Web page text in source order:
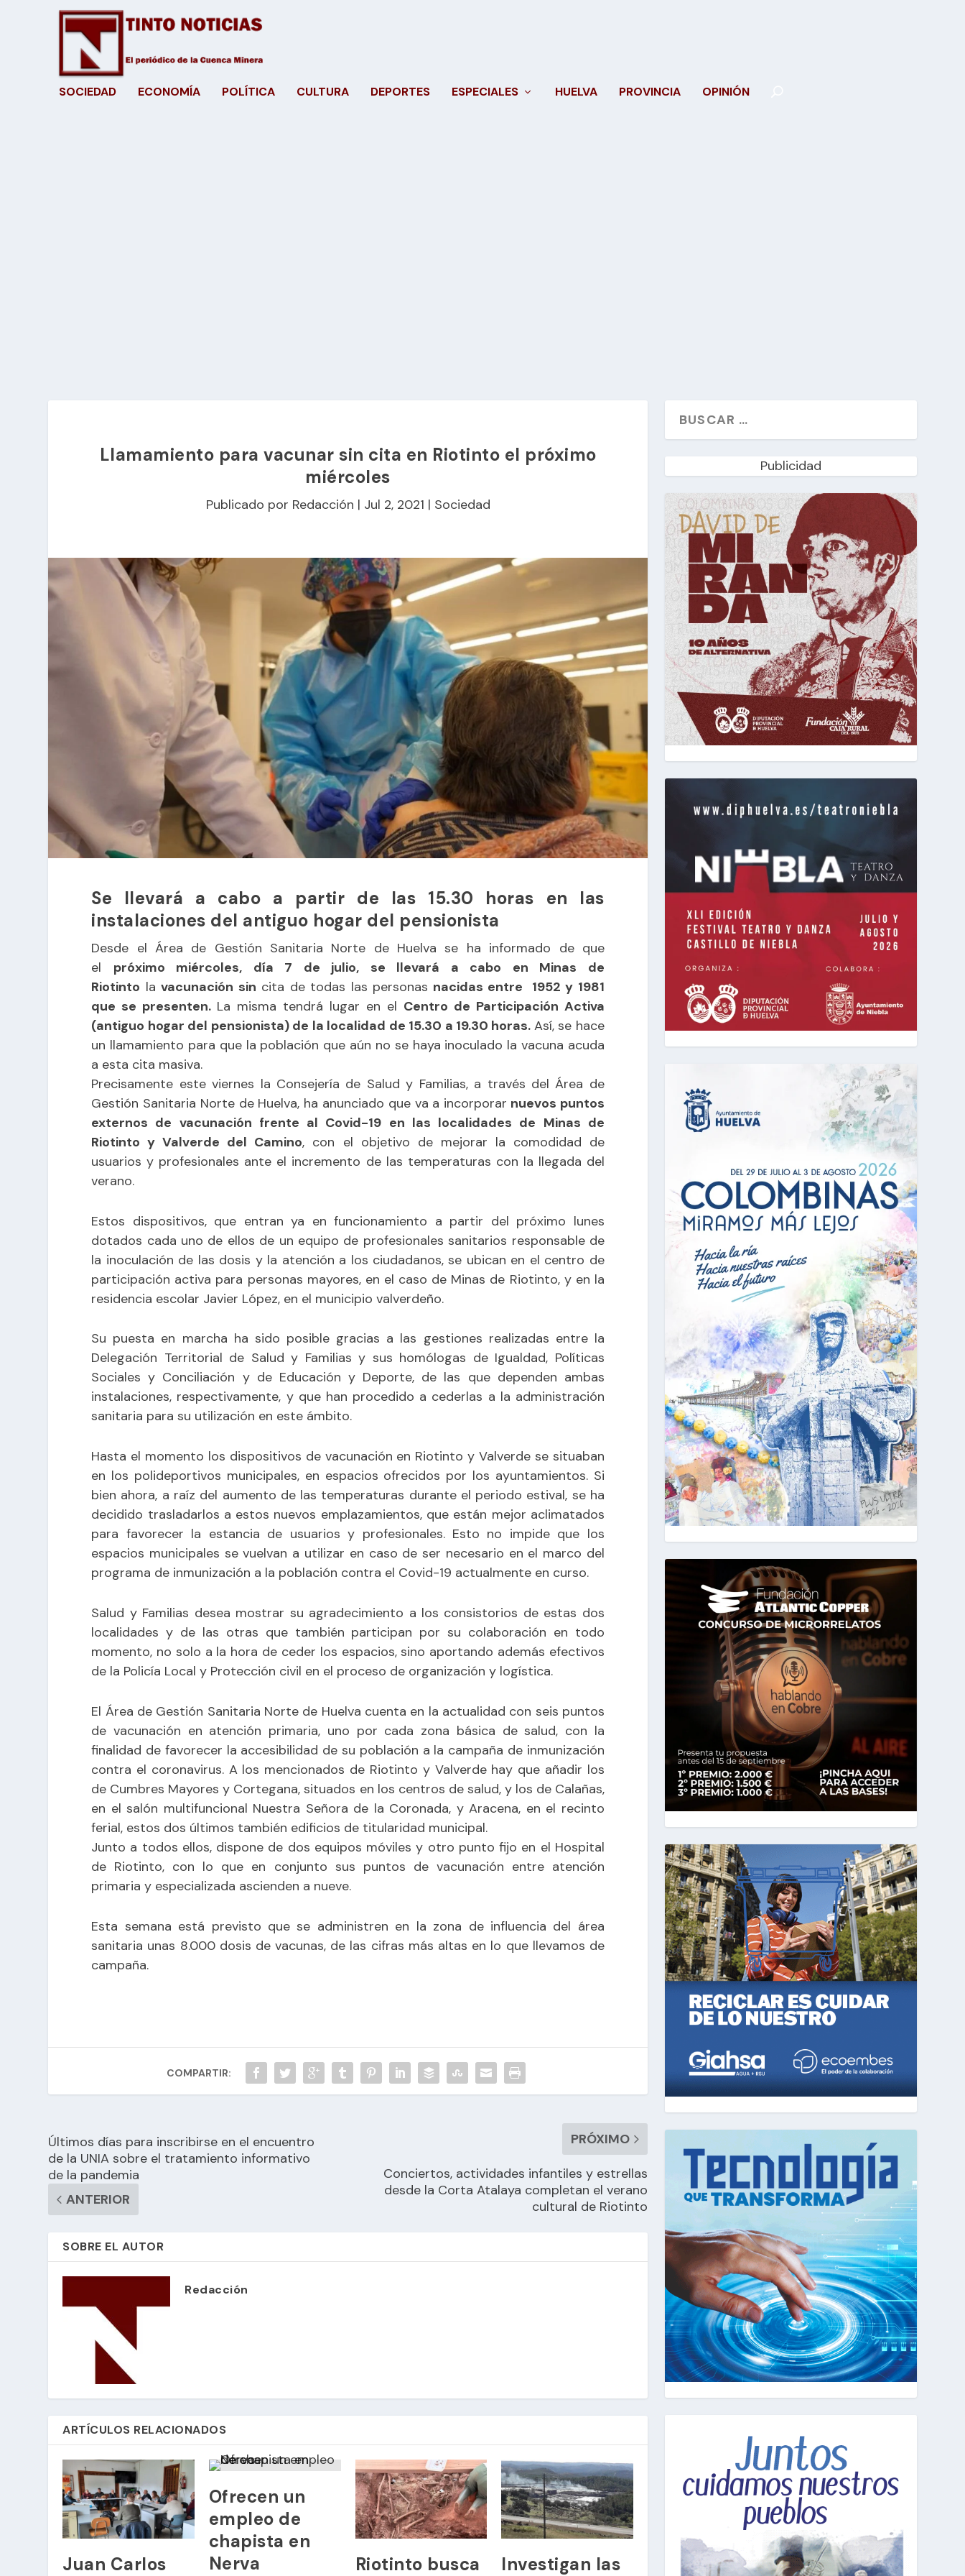
SOCIEDAD ECONOMÍA POLÍTICA CULTURA DEPORTES ESPECIALES HUELVA PROVINCIA OPINIÓN
Llamamiento para vacunar sin cita en Riotinto el próximo
miércoles
Publicado por Redacción | Jul 2, 2021 | Sociedad
Se llevará a cabo a partir de las 15.30 horas en las
instalaciones del antiguo hogar del pensionista
Desde el Área de Gestión Sanitaria Norte de Huelva se ha informado de que
el próximo miércoles, día 7 de julio, se llevará a cabo en Minas de
Riotinto lavacunación sin cita de todas las personas nacidas entre 1952 y 1981
que se presenten. La misma tendrá lugar en el Centro de Participación Activa
(antiguo hogar del pensionista) de la localidad de 15.30 a 19.30 horas. Así, se hace
un llamamiento para que la población que aún no se haya inoculado la vacuna acuda
a esta cita masiva.
Precisamente este viernes la Consejería de Salud y Familias, a través del Área de
Gestión Sanitaria Norte de Huelva, ha anunciado que va a incorporar nuevos puntos
externos de vacunación frente al Covid-19 en las localidades de Minas de
Riotinto y Valverde del Camino, con el objetivo de mejorar la comodidad de
usuarios y profesionales ante el incremento de las temperaturas con la llegada del
verano.
Estos dispositivos, que entran ya en funcionamiento a partir del próximo lunes
dotados cada uno de ellos de un equipo de profesionales sanitarios responsable de
la inoculación de las dosis y la atención a los ciudadanos, se ubican en el centro de
participación activa para personas mayores, en el caso de Minas de Riotinto, y en la
residencia escolar Javier López, en el municipio valverdeño.
Su puesta en marcha ha sido posible gracias a las gestiones realizadas entre la
Delegación Territorial de Salud y Familias y sus homólogas de Igualdad, Políticas
Sociales y Conciliación y de Educación y Deporte, de las que dependen ambas
instalaciones, respectivamente, y que han procedido a cederlas a la administración
sanitaria para su utilización en este ámbito.
Hasta el momento los dispositivos de vacunación en Riotinto y Valverde se situaban
en los polideportivos municipales, en espacios ofrecidos por los ayuntamientos. Si
bien ahora, a raíz del aumento de las temperaturas durante el periodo estival, se ha
decidido trasladarlos a estos nuevos emplazamientos, que están mejor aclimatados
para favorecer la estancia de usuarios y profesionales. Esto no impide que los
espacios municipales se vuelvan a utilizar en caso de ser necesario en el marco del
programa de inmunización a la población contra el Covid-19 actualmente en curso.
Salud y Familias desea mostrar su agradecimiento a los consistorios de estas dos
localidades y de las otras que también participan por su colaboración en todo
momento, no solo a la hora de ceder los espacios, sino aportando además efectivos
de la Policía Local y Protección civil en el proceso de organización y logística.
El Área de Gestión Sanitaria Norte de Huelva cuenta en la actualidad con seis puntos
de vacunación en atención primaria, uno por cada zona básica de salud, con la
finalidad de favorecer la accesibilidad de su población a la campaña de inmunización
contra el coronavirus. A los mencionados de Riotinto y Valverde hay que añadir los
de Cumbres Mayores y Cortegana, situados en los centros de salud, y los de Calañas,
en el salón multifuncional Nuestra Señora de la Coronada, y Aracena, en el recinto
ferial, estos dos últimos también edificios de titularidad municipal.
Junto a todos ellos, dispone de dos equipos móviles y otro punto fijo en el Hospital
de Riotinto, con lo que en conjunto sus puntos de vacunación entre atención
primaria y especializada ascienden a nueve.
Esta semana está previsto que se administren en la zona de influencia del área
sanitaria unas 8.000 dosis de vacunas, de las cifras más altas en lo que llevamos de
campaña.
COMPARTIR:
Últimos días para inscribirse en el encuentro
de la UNIA sobre el tratamiento informativo
de la pandemia
ANTERIOR
PRÓXIMO
Conciertos, actividades infantiles y estrellas
desde la Corta Atalaya completan el verano
cultural de Riotinto
SOBRE EL AUTOR
Redacción
ARTÍCULOS RELACIONADOS
Juan Carlos
Ofrecen un
empleo de
chapista en
Nerva
Riotinto busca
Investigan las
Publicidad